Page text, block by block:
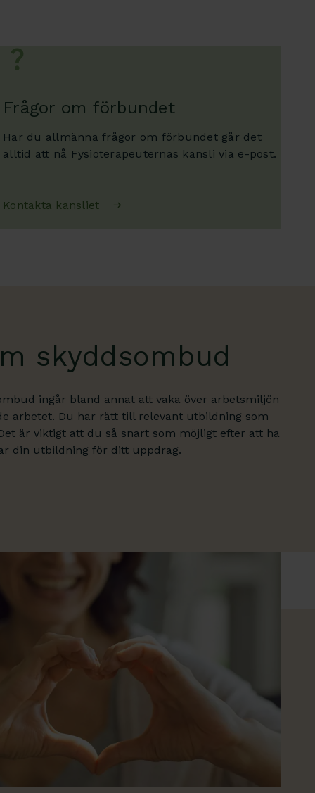
Frågor om förbundet
Har du allmänna frågor om förbundet går det
alltid att nå Fysioterapeuternas kansli via e-post.
Kontakta kansliet
skyddsombud
ingår bland annat att vaka över arbetsmiljön
arbetet. Du har rätt till relevant utbildning som
är viktigt att du så snart som möjligt efter att ha
din utbildning för ditt uppdrag.